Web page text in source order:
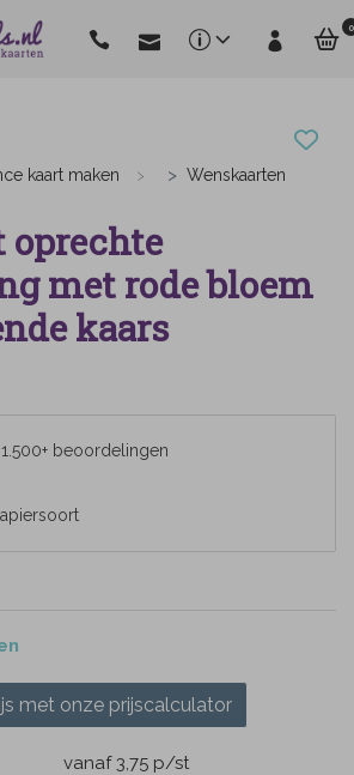
0
kaart maken Wenskaarten
oprechte
met rode bloem
kaars
beoordelingen
met onze prijscalculator
vanaf 3,75 p/st